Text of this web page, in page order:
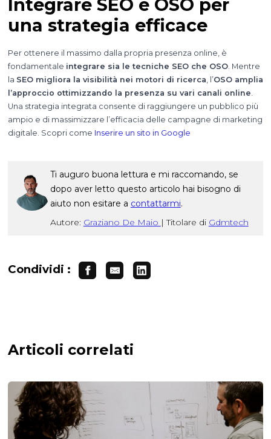
Integrare SEO e OSO per
una strategia efficace
Per ottenere il massimo dalla propria presenza online, è
fondamentale integrare sia le tecniche SEO che OSO. Mentre
la SEO migliora la visibilità nei motori di ricerca, l’OSO amplia
l’approccio ottimizzando la presenza su vari canali online.
Una strategia integrata consente di raggiungere un pubblico più
ampio e di massimizzare l’efficacia delle campagne di marketing
digitale. Scopri come Inserire un sito in Google
Ti auguro buona lettura e mi raccomando, se
dopo aver letto questo articolo hai bisogno di
aiuto non esitare a contattarmi.
Autore: Graziano De Maio | Titolare di Gdmtech
Condividi :
Articoli correlati